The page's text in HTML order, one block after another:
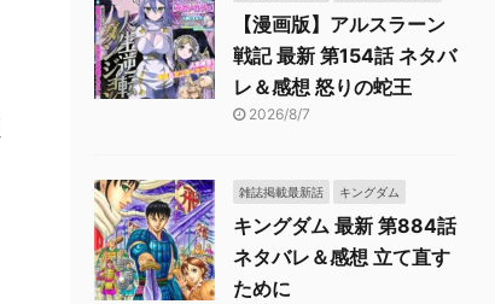
【漫画版】アルスラーン
戦記 最新 第154話 ネタバ
レ＆感想 怒りの蛇王
2026/8/7
雑誌掲載最新話 キングダム
キングダム 最新 第884話
ネタバレ＆感想 立て直す
ために